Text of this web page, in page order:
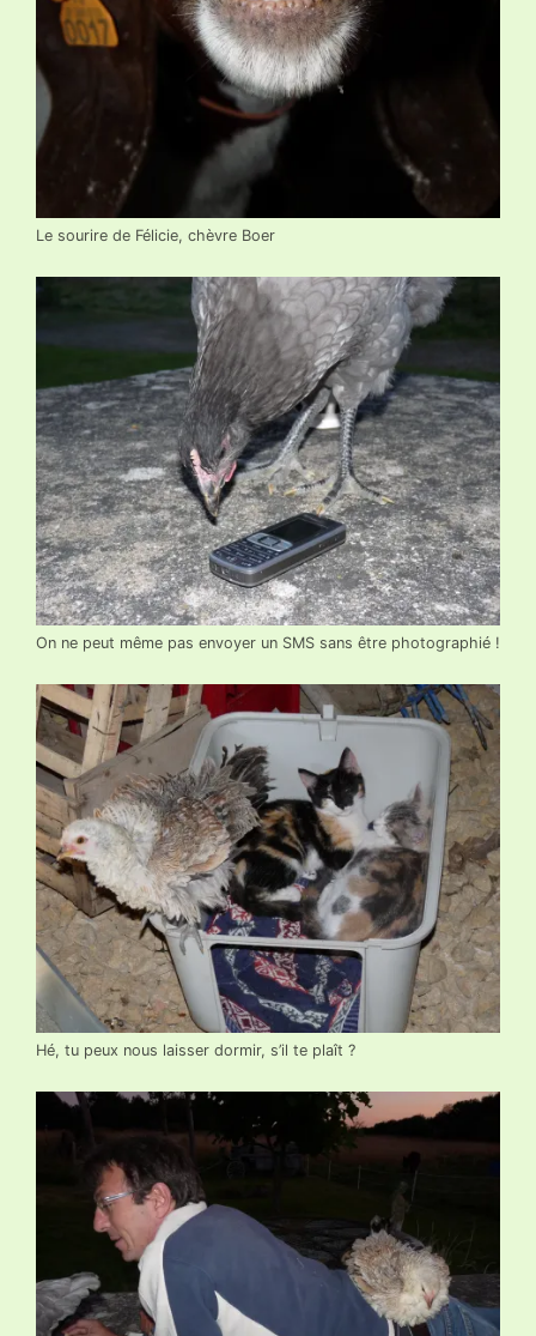
Le sourire de Félicie, chèvre Boer
On ne peut même pas envoyer un SMS sans être photographié !
Hé, tu peux nous laisser dormir, s’il te plaît ?